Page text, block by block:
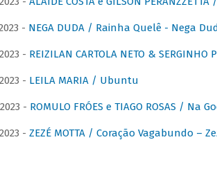
- NEGA DUDA / Rainha Quelê - Nega
- REIZILAN CARTOLA NETO &
- LEILA MARIA / Ubuntu
- ROMULO FRÓES e TIAGO ROSAS / Na
- ZEZÉ MOTTA / Coração Vagabundo –